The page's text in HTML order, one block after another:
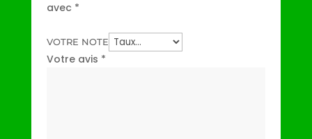
avec *
VOTRE NOTE
Votre avis *